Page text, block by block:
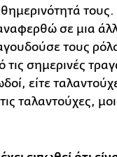
τους.
σε μια
τους
τις σημερινές
είτε
ταλαντούχες,